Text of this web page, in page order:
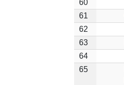
60
61
62
63
64
65